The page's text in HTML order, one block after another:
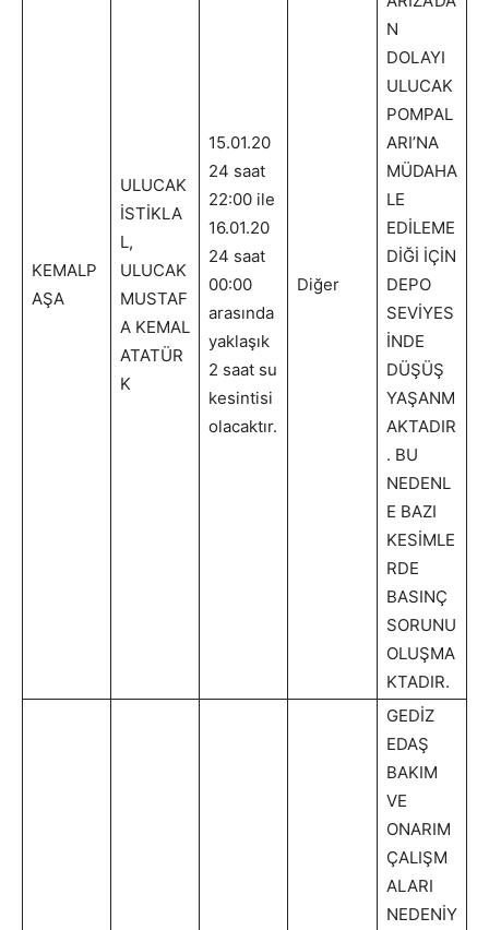
KEMALP
AŞA
ULUCAK
İSTİKLA
L,
ULUCAK
MUSTAF
A KEMAL
ATATÜR
K
15.01.20
24 saat
22:00 ile
16.01.20
24 saat
00:00
arasında
yaklaşık
2 saat su
kesintisi
olacaktır.
Diğer
N
DOLAYI
ULUCAK
POMPAL
ARI’NA
MÜDAHA
LE
EDİLEME
DİĞİ İÇİN
DEPO
SEVİYES
İNDE
DÜŞÜŞ
YAŞANM
AKTADIR
. BU
NEDENL
E BAZI
KESİMLE
RDE
BASINÇ
SORUNU
OLUŞMA
KTADIR.
GEDİZ
EDAŞ
BAKIM
VE
ONARIM
ÇALIŞM
ALARI
NEDENİY